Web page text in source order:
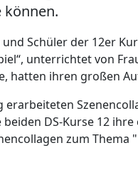
können.
Schüler der 12er
unterrichtet von
hatten ihren großen
erarbeiteten
DS-Kurse 12
zum Thema